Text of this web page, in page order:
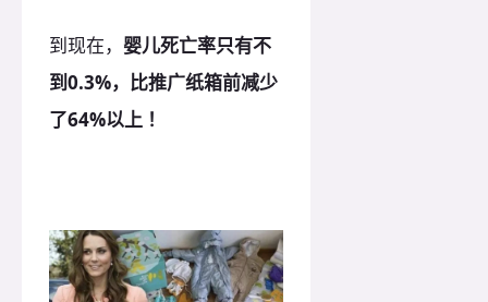
到现在， 婴儿死亡率只有不
到0.3%，比推广纸箱前减少
了64%以上 ！